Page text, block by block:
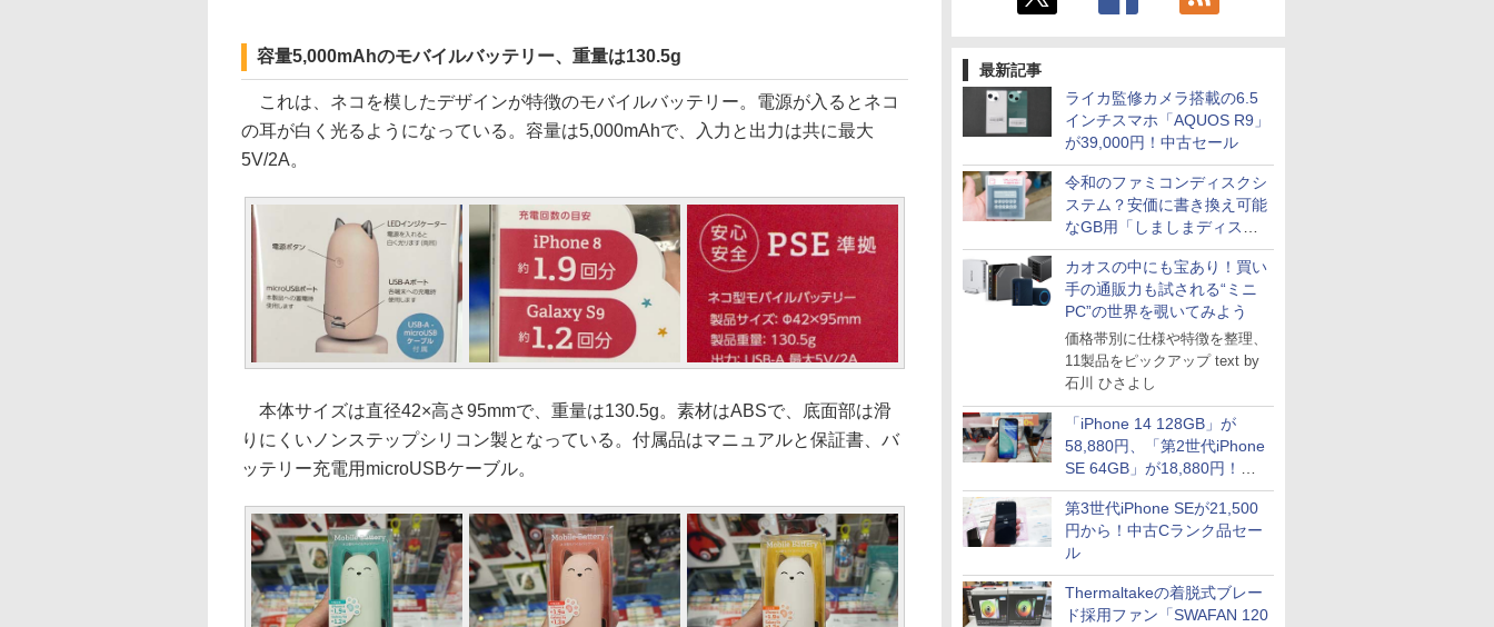
最新記事
ライカ監修カメラ搭載の6.5
インチスマホ「AQUOS R9」
が39,000円！中古セール
令和のファミコンディスクシ
ステム？安価に書き換え可能
なGB用「しましまディスク
システム」
カオスの中にも宝あり！買い
手の通販力も試される“ミニ
PC”の世界を覗いてみよう
価格帯別に仕様や特徴を整理、
11製品をピックアップ text by
石川 ひさよし
「iPhone 14 128GB」が
58,880円、「第2世代iPhone
SE 64GB」が18,880円！中
古Bランク品セール
第3世代iPhone SEが21,500
円から！中古Cランク品セー
ル
Thermaltakeの着脱式ブレー
ド採用ファン「SWAFAN 120
容量5,000mAhのモバイルバッテリー、重量は130.5g
これは、ネコを模したデザインが特徴のモバイルバッテリー。電源が入るとネコ
の耳が白く光るようになっている。容量は5,000mAhで、入力と出力は共に最大
5V/2A。
本体サイズは直径42×高さ95mmで、重量は130.5g。素材はABSで、底面部は滑
りにくいノンステップシリコン製となっている。付属品はマニュアルと保証書、バ
ッテリー充電用microUSBケーブル。